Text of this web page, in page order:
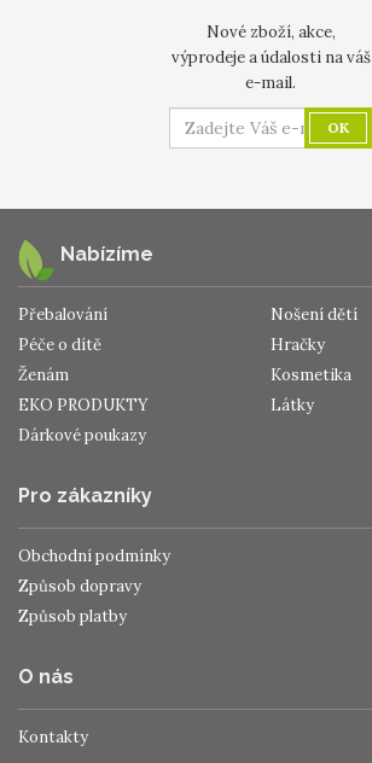
Nové zboží, akce,
výprodeje a údalosti na váš
e-mail.
OK
Nabízíme
Přebalování
Nošení dětí
Péče o dítě
Hračky
Ženám
Kosmetika
EKO PRODUKTY
Látky
Dárkové poukazy
Pro zákazníky
Obchodní podmínky
Způsob dopravy
Způsob platby
O nás
Kontakty